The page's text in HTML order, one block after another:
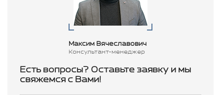
Максим Вячеславович
Консультант-менеджер
Есть вопросы? Оставьте заявку и мы
свяжемся с Вами!